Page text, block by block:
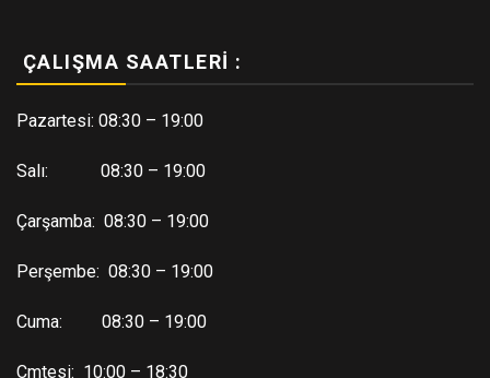
ÇALIŞMA SAATLERI :
Pazartesi: 08:30 – 19:00
Salı: 08:30 – 19:00
Çarşamba: 08:30 – 19:00
Perşembe: 08:30 – 19:00
Cuma: 08:30 – 19:00
Cmtesi: 10:00 – 18:30